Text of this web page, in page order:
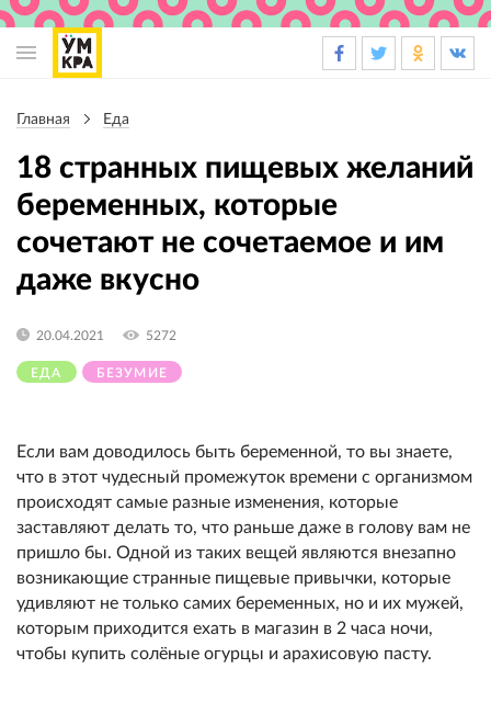
навигации
Главная Еда
18 странных пищевых желаний
беременных, которые
сочетают не сочетаемое и им
даже вкусно
ЕДА БЕЗУМИЕ
20.04.2021 5272
Если вам доводилось быть беременной, то вы знаете,
что в этот чудесный промежуток времени с организмом
происходят самые разные изменения, которые
заставляют делать то, что раньше даже в голову вам не
пришло бы. Одной из таких вещей являются внезапно
возникающие странные пищевые привычки, которые
удивляют не только самих беременных, но и их мужей,
которым приходится ехать в магазин в 2 часа ночи,
чтобы купить солёные огурцы и арахисовую пасту.